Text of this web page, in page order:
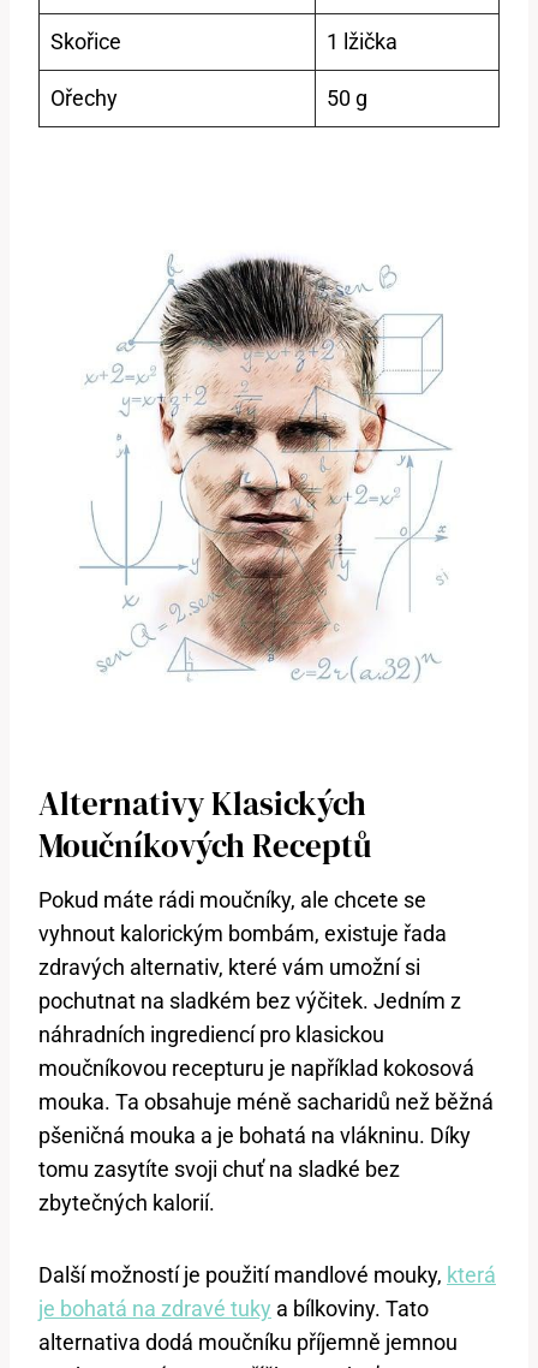
Skořice 1 lžička
Ořechy 50 g
Alternativy Klasických
Moučníkových Receptů
Pokud máte rádi moučníky, ale chcete se
vyhnout kalorickým bombám, existuje řada
zdravých alternativ, které vám umožní si
pochutnat na sladkém bez výčitek. Jedním z
náhradních ingrediencí pro klasickou
moučníkovou recepturu je například kokosová
mouka. Ta obsahuje méně sacharidů než běžná
pšeničná mouka a je bohatá na vlákninu. Díky
tomu zasytíte svoji chuť na sladké bez
zbytečných kalorií.
Další možností je použití mandlové mouky, která
je bohatá na zdravé tuky a bílkoviny. Tato
alternativa dodá moučníku příjemně jemnou